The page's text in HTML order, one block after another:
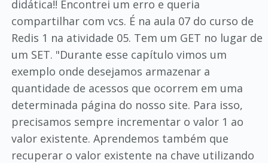
didática!! Encontrei um erro e queria
compartilhar com vcs. É na aula 07 do curso de
Redis 1 na atividade 05. Tem um GET no lugar de
um SET. "Durante esse capítulo vimos um
exemplo onde desejamos armazenar a
quantidade de acessos que ocorrem em uma
determinada página do nosso site. Para isso,
precisamos sempre incrementar o valor 1 ao
valor existente. Aprendemos também que
recuperar o valor existente na chave utilizando